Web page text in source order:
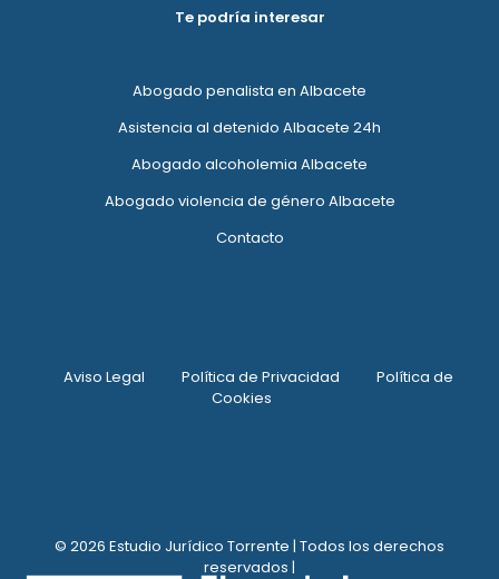
Te podría interesar
Abogado penalista en Albacete
Asistencia al detenido Albacete 24h
Abogado alcoholemia Albacete
Abogado violencia de género Albacete
Contacto
Aviso Legal Política de Privacidad
Política de
Cookies
© 2026 Estudio Jurídico Torrente | Todos los derechos
reservados |